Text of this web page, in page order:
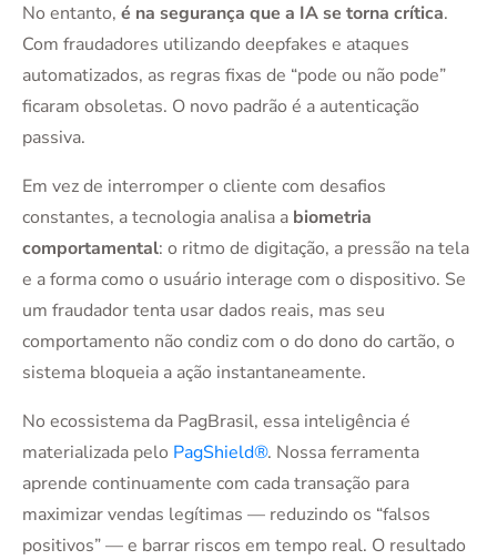
No entanto, é na segurança que a IA se torna crítica.
Com fraudadores utilizando deepfakes e ataques
automatizados, as regras fixas de “pode ou não pode”
ficaram obsoletas. O novo padrão é a autenticação
passiva.
Em vez de interromper o cliente com desafios
constantes, a tecnologia analisa a biometria
comportamental: o ritmo de digitação, a pressão na tela
e a forma como o usuário interage com o dispositivo. Se
um fraudador tenta usar dados reais, mas seu
comportamento não condiz com o do dono do cartão, o
sistema bloqueia a ação instantaneamente.
No ecossistema da PagBrasil, essa inteligência é
materializada pelo PagShield®. Nossa ferramenta
aprende continuamente com cada transação para
maximizar vendas legítimas — reduzindo os “falsos
positivos” — e barrar riscos em tempo real. O resultado